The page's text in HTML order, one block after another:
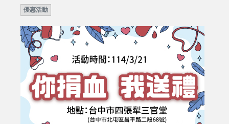
優惠活動